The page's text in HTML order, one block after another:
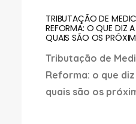
TRIBUTAÇÃO DE
REFORMA: O QUE DIZ
QUAIS SÃO OS
Tributação de
Reforma: o que
quais são os